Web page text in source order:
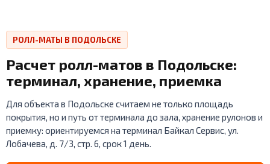
РОЛЛ-МАТЫ В ПОДОЛЬСКЕ
Расчет ролл-матов в Подольске:
терминал, хранение, приемка
Для объекта в Подольске считаем не только площадь
покрытия, но и путь от терминала до зала, хранение рулонов и
приемку: ориентируемся на терминал Байкал Сервис, ул.
Лобачева, д. 7/3, стр. 6, срок 1 день.